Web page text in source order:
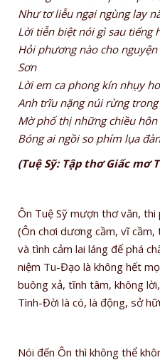
Như tơ liễu ngại ngùng lay
Lời tiễn biệt nói gì sau tiếng
Hỏi phương nào cho
Sơn
Lời em ca phong kín nhụy
Anh trĩu nặng núi rừng
Mờ phố thị những chiều hôn
Bóng ai ngồi so phím lụa
(Tuệ Sỹ: Tập thơ Giấc mơ
Ôn Tuệ Sỹ mượn thơ văn, thi
(Ôn chơi dương cầm, vĩ cầm,
và tình cảm lai láng để phá
niệm Tu-Đạo là không hết
buông xả, tĩnh tâm, không
Tình-Đời là có, là động, sở
Nói đến Ôn thì không thể